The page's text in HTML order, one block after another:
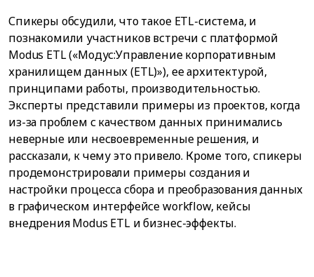
Спикеры обсудили, что такое ETL-система, и
познакомили участников встречи с платформой
Modus ETL («Модус:Управление корпоративным
хранилищем данных (ETL)»), ее архитектурой,
принципами работы, производительностью.
Эксперты представили примеры из проектов, когда
из-за проблем с качеством данных принимались
неверные или несвоевременные решения, и
рассказали, к чему это привело. Кроме того, спикеры
продемонстрировали примеры создания и
настройки процесса сбора и преобразования данных
в графическом интерфейсе workflow, кейсы
внедрения Modus ETL и бизнес-эффекты.